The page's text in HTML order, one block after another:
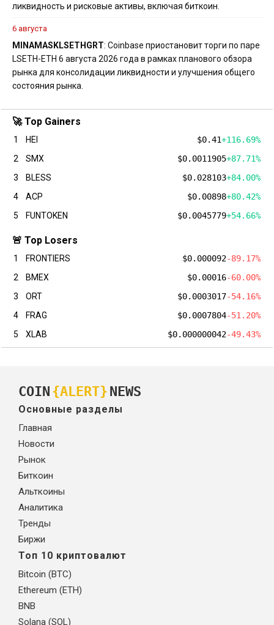
ликвидность и рисковые активы, включая биткоин.
6 августа
MINAMASKLSETH GRT: Coinbase приостановит торги по паре
LSETH-ETH 6 августа 2026 года в рамках планового обзора
рынка для консолидации ликвидности и улучшения общего
состояния рынка.
🚀 Top Gainers
1 HEI $0.41+116.69%
2
SMX $0.0011905+87.71%
3
BLESS $0.028103+84.00%
4
ACP $0.00898+80.42%
5
FUNTOKEN $0.0045779+54.66%
🚨 Top Losers
1 FRONTIERS $0.000092-89.17%
2
BMEX $0.00016-60.00%
3
ORT $0.0003017-54.16%
4
FRAG $0.0007804-51.20%
5
XLAB $0.000000042-49.43%
COIN {ALERT} NEWS
Основные разделы
Главная
Новости
Рынок
Биткоин
Альткоины
Аналитика
Тренды
Биржи
Топ 10 криптовалют
Bitcoin (BTC)
Ethereum (ETH)
BNB
Solana (SOL)